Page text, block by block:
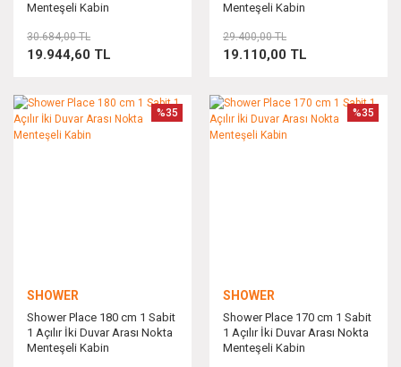
Menteşeli Kabin
19.944,60 TL
30.684,00 TL
Menteşeli Kabin
19.110,00 TL
29.400,00 TL
SHOWER
Shower Place 180 cm 1 Sabit
1 Açılır İki Duvar Arası Nokta
Menteşeli Kabin
%35
SHOWER
Shower Place 170 cm 1 Sabit
1 Açılır İki Duvar Arası Nokta
Menteşeli Kabin
%35